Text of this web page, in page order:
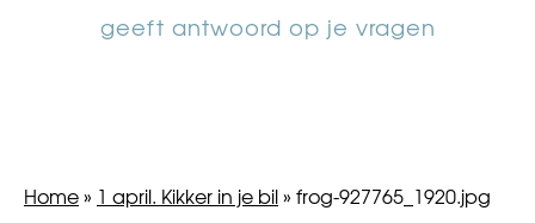
geeft antwoord op je vragen
Home» 1 april. Kikker in je bil» frog-927765_1920.jpg